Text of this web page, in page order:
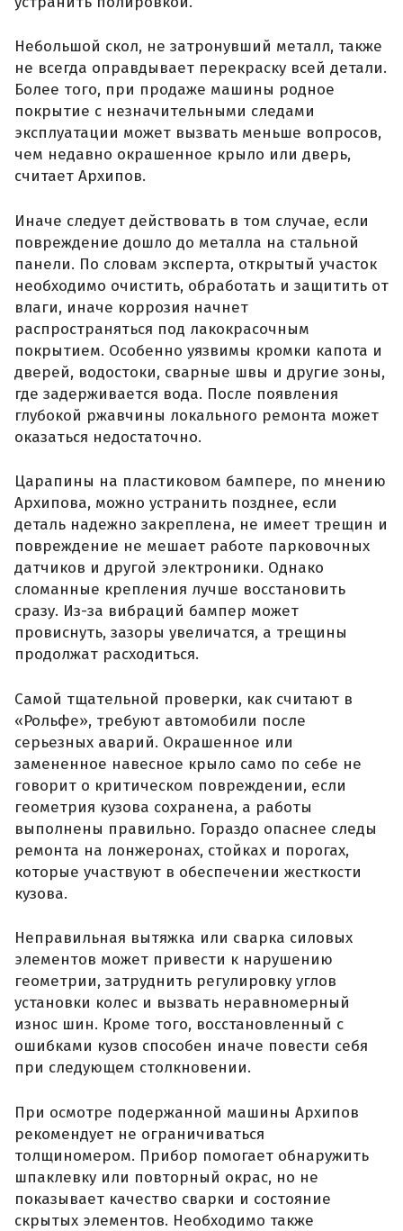
Небольшой скол, не затронувший металл, также
не всегда оправдывает перекраску всей детали.
Более того, при продаже машины родное
покрытие с незначительными следами
эксплуатации может вызвать меньше вопросов,
чем недавно окрашенное крыло или дверь,
считает Архипов.
Иначе следует действовать в том случае, если
повреждение дошло до металла на стальной
панели. По словам эксперта, открытый участок
необходимо очистить, обработать и защитить от
влаги, иначе коррозия начнет
распространяться под лакокрасочным
покрытием. Особенно уязвимы кромки капота и
дверей, водостоки, сварные швы и другие зоны,
где задерживается вода. После появления
глубокой ржавчины локального ремонта может
оказаться недостаточно.
Царапины на пластиковом бампере, по мнению
Архипова, можно устранить позднее, если
деталь надежно закреплена, не имеет трещин и
повреждение не мешает работе парковочных
датчиков и другой электроники. Однако
сломанные крепления лучше восстановить
сразу. Из-за вибраций бампер может
провиснуть, зазоры увеличатся, а трещины
продолжат расходиться.
Самой тщательной проверки, как считают в
«Рольфе», требуют автомобили после
серьезных аварий. Окрашенное или
замененное навесное крыло само по себе не
говорит о критическом повреждении, если
геометрия кузова сохранена, а работы
выполнены правильно. Гораздо опаснее следы
ремонта на лонжеронах, стойках и порогах,
которые участвуют в обеспечении жесткости
кузова.
Неправильная вытяжка или сварка силовых
элементов может привести к нарушению
геометрии, затруднить регулировку углов
установки колес и вызвать неравномерный
износ шин. Кроме того, восстановленный с
ошибками кузов способен иначе повести себя
при следующем столкновении.
При осмотре подержанной машины Архипов
рекомендует не ограничиваться
толщиномером. Прибор помогает обнаружить
шпаклевку или повторный окрас, но не
показывает качество сварки и состояние
скрытых элементов. Необходимо также